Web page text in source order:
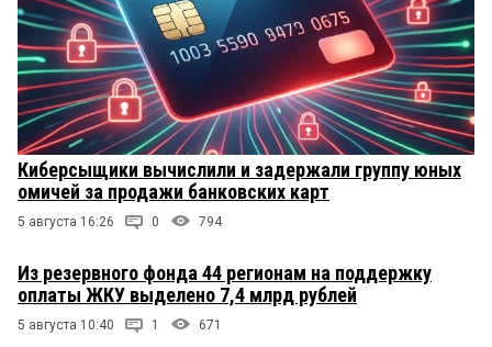
Киберсыщики вычислили и задержали группу юных
омичей за продажи банковских карт
5 августа 16:26 0 794
Из резервного фонда 44 регионам на поддержку
оплаты ЖКУ выделено 7,4 млрд рублей
5 августа 10:40 1 671